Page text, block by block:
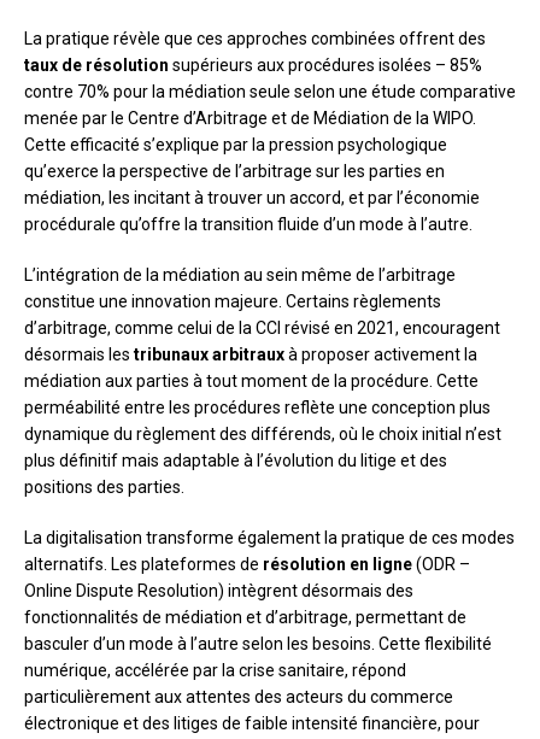
La pratique révèle que ces approches combinées offrent des
taux de résolution supérieurs aux procédures isolées – 85%
contre 70% pour la médiation seule selon une étude comparative
menée par le Centre d’Arbitrage et de Médiation de la WIPO.
Cette efficacité s’explique par la pression psychologique
qu’exerce la perspective de l’arbitrage sur les parties en
médiation, les incitant à trouver un accord, et par l’économie
procédurale qu’offre la transition fluide d’un mode à l’autre.
L’intégration de la médiation au sein même de l’arbitrage
constitue une innovation majeure. Certains règlements
d’arbitrage, comme celui de la CCI révisé en 2021, encouragent
désormais les tribunaux arbitrauxà proposer activement la
médiation aux parties à tout moment de la procédure. Cette
perméabilité entre les procédures reflète une conception plus
dynamique du règlement des différends, où le choix initial n’est
plus définitif mais adaptable à l’évolution du litige et des
positions des parties.
La digitalisation transforme également la pratique de ces modes
alternatifs. Les plateformes de résolution en ligne(ODR –
Online Dispute Resolution) intègrent désormais des
fonctionnalités de médiation et d’arbitrage, permettant de
basculer d’un mode à l’autre selon les besoins. Cette flexibilité
numérique, accélérée par la crise sanitaire, répond
particulièrement aux attentes des acteurs du commerce
électronique et des litiges de faible intensité financière, pour